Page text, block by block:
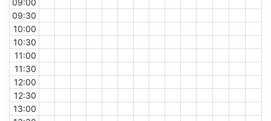
09:00
09:30
10:00
10:30
11:00
11:30
12:00
12:30
13:00